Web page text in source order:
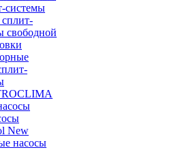
системы
свободной
New
насосы